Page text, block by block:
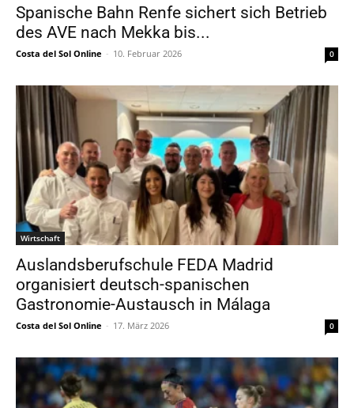
Spanische Bahn Renfe sichert sich Betrieb
des AVE nach Mekka bis...
Costa del Sol Online - 10. Februar 2026 0
Wirtschaft
Auslandsberufschule FEDA Madrid
organisiert deutsch-spanischen
Gastronomie-Austausch in Málaga
Costa del Sol Online - 17. März 2026 0